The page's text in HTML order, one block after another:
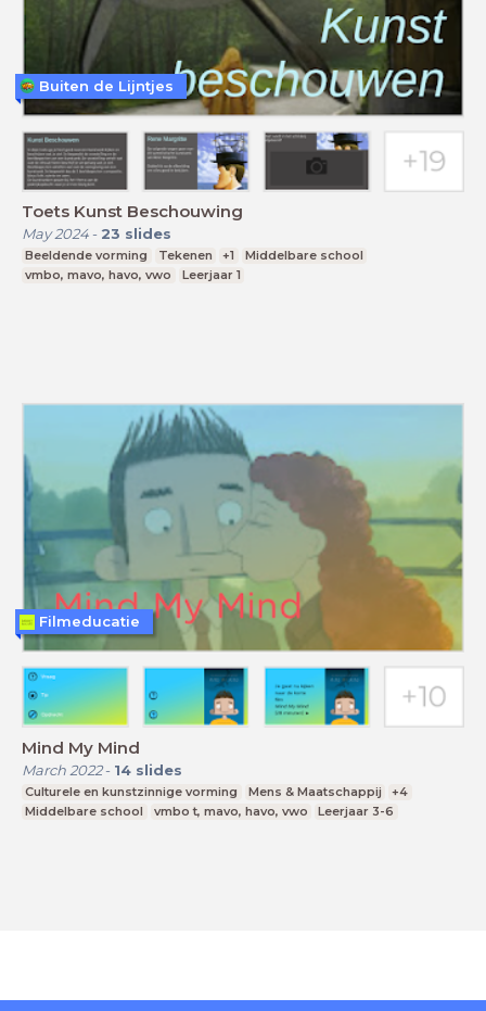
Toets Kunst Beschouwing
May 2024- 23 slides
Beeldende vorming Tekenen +1
Middelbare school
vmbo, mavo, havo, vwo
Leerjaar 1
Buiten de Lijntjes
Mind My Mind
March 2022- 14 slides
Culturele en kunstzinnige vorming Mens & Maatschappij
+4
Middelbare school
vmbo t, mavo, havo, vwo Leerjaar 3-6
Filmeducatie